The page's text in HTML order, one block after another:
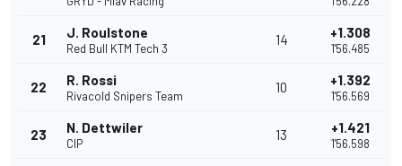
21 J. Roulstone
Red Bull KTM Tech 3
14 +1.308
1'56.485
22 R. Rossi
Rivacold Snipers Team
10 +1.392
1'56.569
23 N. Dettwiler
CIP
13 +1.421
1'56.598